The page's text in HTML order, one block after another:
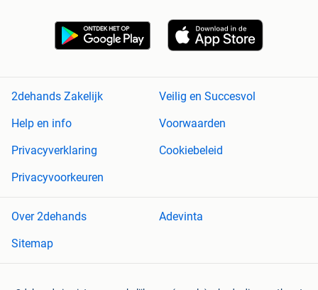
2dehands Zakelijk
Veilig en Succesvol
Help en info
Voorwaarden
Privacyverklaring
Cookiebeleid
Privacyvoorkeuren
Over 2dehands
Adevinta
Sitemap